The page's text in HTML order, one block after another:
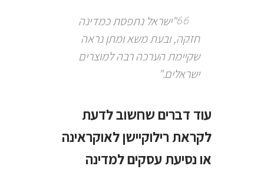
"ישראל נתפסת כמדינה
חזקה, ובעת משא ומתן נראה
שקיימת הערכה רבה למוצרים
ישראלים."
עוד דברים שחשוב לדעת
לקראת רילוקיישן לאוקראינה
או נסיעת עסקים למדינה